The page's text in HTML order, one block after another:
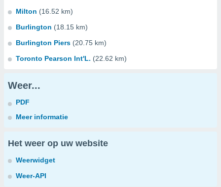
Milton (16.52 km)
Burlington (18.15 km)
Burlington Piers (20.75 km)
Toronto Pearson Int'L. (22.62 km)
Weer...
PDF
Meer informatie
Het weer op uw website
Weerwidget
Weer-API